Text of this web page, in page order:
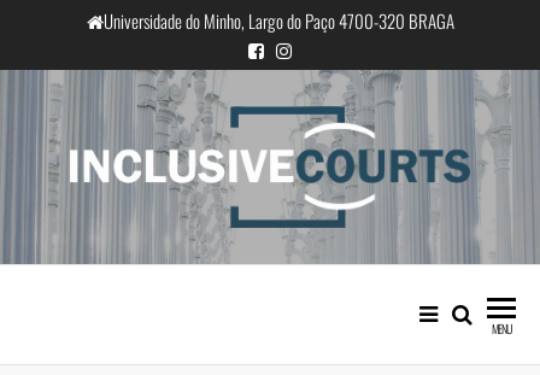
o
conteúdo
Universidade do Minho, Largo do Paço 4700-320 BRAGA
InclusiveCourts
Igualdade e diferença cultural na
prática judicial portuguesa
MENU